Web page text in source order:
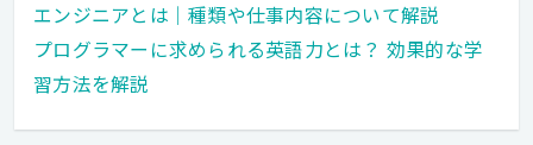
エンジニアとは｜種類や仕事内容について解説
プログラマーに求められる英語力とは？ 効果的な学
習方法を解説